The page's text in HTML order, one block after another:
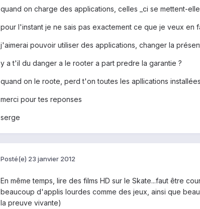
quand on charge des applications, celles _ci se mettent-
pour l'instant je ne sais pas exactement ce que je veux en
j'aimerai pouvoir utiliser des applications, changer la
y a t'il du danger a le rooter a part predre la garantie ?
quand on le roote, perd t'on toutes les apllications
merci pour tes reponses
serge
Posté(e) 23 janvier 2012
En même temps, lire des films HD sur le Skate...faut être
beaucoup d'applis lourdes comme des jeux, ainsi que
la preuve vivante)